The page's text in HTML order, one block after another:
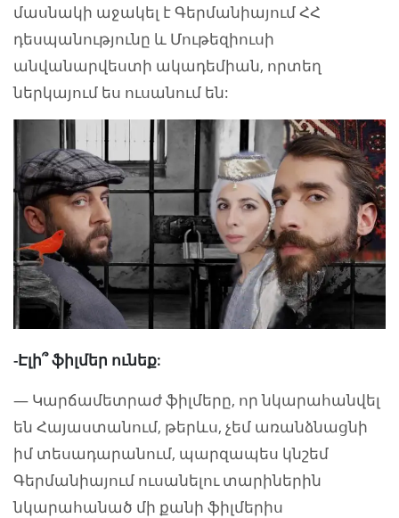
մասնակի աջակել է Գերմանիայում ՀՀ
դեսպանությունը և Մութեզիուսի
անվանարվեստի ակադեմիան, որտեղ
ներկայում ես ուսանում են:
-Էլի՞ ֆիլմեր ունեք:
— Կարճամետրաժ ֆիլմերը, որ նկարահանվել
են Հայաստանում, թերևս, չեմ առանձնացնի
իմ տեսադարանում, պարզապես կնշեմ
Գերմանիայում ուսանելու տարիներին
նկարահանած մի քանի ֆիլմերիս